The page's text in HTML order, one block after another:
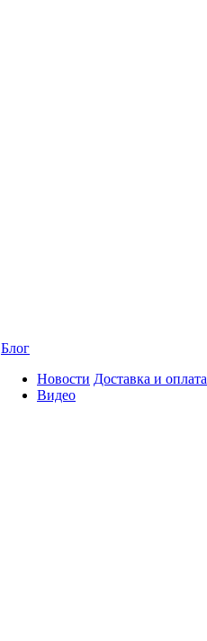
Блог
Новости
Видео
Доставка и оплата